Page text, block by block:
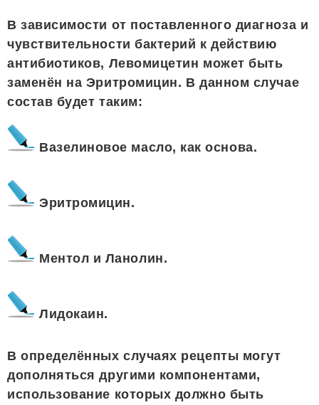
В зависимости от поставленного диагноза и
чувствительности бактерий к действию
антибиотиков, Левомицетин может быть
заменён на Эритромицин. В данном случае
состав будет таким:
Вазелиновое масло, как основа.
Эритромицин.
Ментол и Ланолин.
Лидокаин.
В определённых случаях рецепты могут
дополняться другими компонентами,
использование которых должно быть